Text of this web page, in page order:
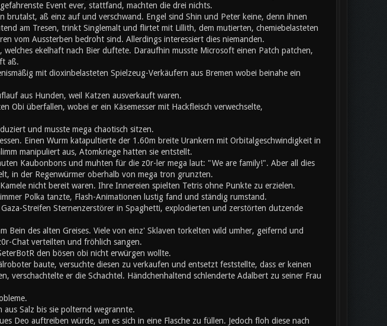
Event ever, stattfand, machten die drei nichts.
aß einz auf und verschwand. Engel sind Shin und Peter keine, denn ihnen
am Tresen, trinkt Singlemalt und flirtet mit Lillith, dem mutierten, chemiebelasteten
vom Aussterben bedroht sind. Allerdings interessiert dies niemanden.
ekelhaft nach Bier duftete. Daraufhin musste Microsoft einen Patch patchen,
aß.
mit dioxinbelasteten Spielzeug-Verkäufern aus Bremen wobei beinahe ein
aus Hunden, weil Katzen ausverkauft waren.
Obi überfallen, wobei er ein Käsemesser mit Hackfleisch verwechselte,
und musste mega chaotisch sitzen.
Einen Wurm katapultierte der 1.60m breite Urankern mit Orbitalgeschwindigkeit in
manipuliert aus, Atomkriege hatten sie entstellt.
Kaubonbons und muhten für die z0r-ler mega laut: "We are family!". Aber all dies
in der Regenwürmer oberhalb von mega tron grunzten.
nicht bereit waren. Ihre Innereien spielten Tetris ohne Punkte zu erzielen.
Polka tanzte, Flash-Animationen lustig fand und ständig rumstand.
Streifen Sternenzerstörer in Spaghetti, explodierten und zerstörten dutzende
Bein des alten Greises. Viele von einz' Sklaven torkelten wild umher, geifernd und
Chat verteilten und fröhlich sangen.
den bösen obi nicht erwürgen wollte.
baute, versuchte diesen zu verkaufen und entsetzt feststellte, dass er keinen
verschachtelte er die Schachtel. Händchenhaltend schlenderte Adalbert zu seiner Frau
Salz bis sie polternd wegrannte.
Deo auftreiben würde, um es sich in eine Flasche zu füllen. Jedoch floh diese nach